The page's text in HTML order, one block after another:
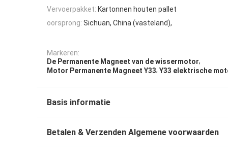
Vervoerpakket: Kartonnen houten pallet
oorsprong: Sichuan, China (vasteland),
Markeren:
De Permanente Magneet van de wissermotor,
Motor Permanente Magneet Y33, Y33 elektrische
Basis informatie
Betalen & Verzenden Algemene voorwaarden